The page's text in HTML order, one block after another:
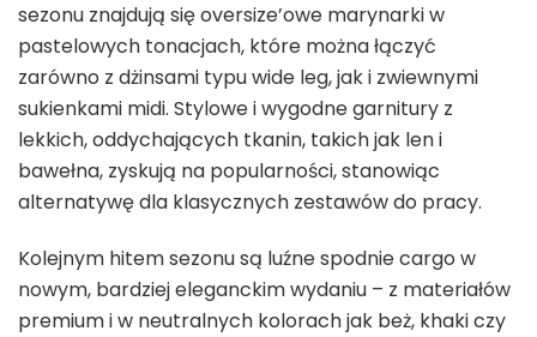
sezonu znajdują się oversize’owe marynarki w
pastelowych tonacjach, które można łączyć
zarówno z dżinsami typu wide leg, jak i zwiewnymi
sukienkami midi. Stylowe i wygodne garnitury z
lekkich, oddychających tkanin, takich jak len i
bawełna, zyskują na popularności, stanowiąc
alternatywę dla klasycznych zestawów do pracy.
Kolejnym hitem sezonu są luźne spodnie cargo w
nowym, bardziej eleganckim wydaniu – z materiałów
premium i w neutralnych kolorach jak beż, khaki czy